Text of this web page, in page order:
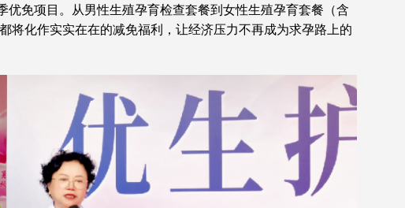
优免项目。从男性生殖孕育检查套餐到女性生殖孕育套餐（含
将化作实实在在的减免福利，让经济压力不再成为求孕路上的